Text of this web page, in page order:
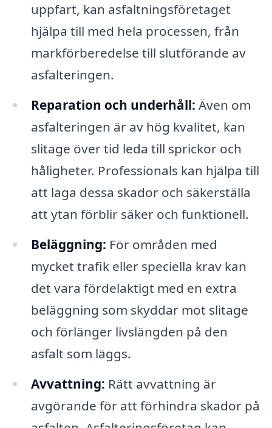
uppfart, kan asfaltningsföretaget
hjälpa till med hela processen, från
markförberedelse till slutförande av
asfalteringen.
Reparation och underhåll: Även om
asfalteringen är av hög kvalitet, kan
slitage över tid leda till sprickor och
håligheter. Professionals kan hjälpa till
att laga dessa skador och säkerställa
att ytan förblir säker och funktionell.
Beläggning: För områden med
mycket trafik eller speciella krav kan
det vara fördelaktigt med en extra
beläggning som skyddar mot slitage
och förlänger livslängden på den
asfalt som läggs.
Avvattning: Rätt avvattning är
avgörande för att förhindra skador på